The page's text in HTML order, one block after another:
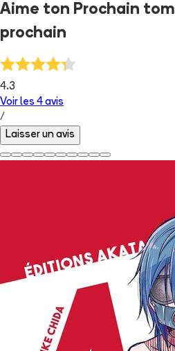
Aime ton Prochain
prochain
4.3
Voir les 4 avis
/
Laisser un avis